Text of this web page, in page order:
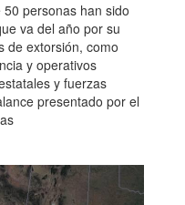
personas han sido
va del año por su
de extorsión, como
y operativos
y fuerzas
presentado por el